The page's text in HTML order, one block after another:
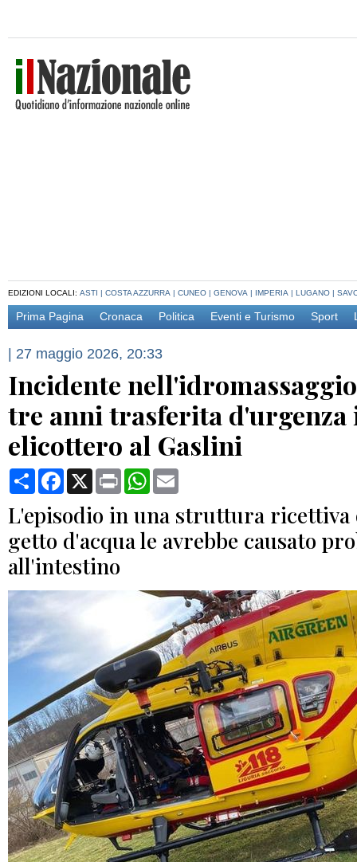
EDIZIONI LOCALI: ASTI | COSTA AZZURRA | CUNEO | GENOVA | IMPERIA | LUGANO |
Prima Pagina Cronaca Politica Eventi e Turismo Sport
| 27 maggio 2026, 20:33
Incidente
tre anni trasferita d'urgenza
elicottero al Gaslini
CondividiFacebook
X Print WhatsApp
L'episodio in una struttura ricettiva
getto d'acqua le avrebbe causato
all'intestino